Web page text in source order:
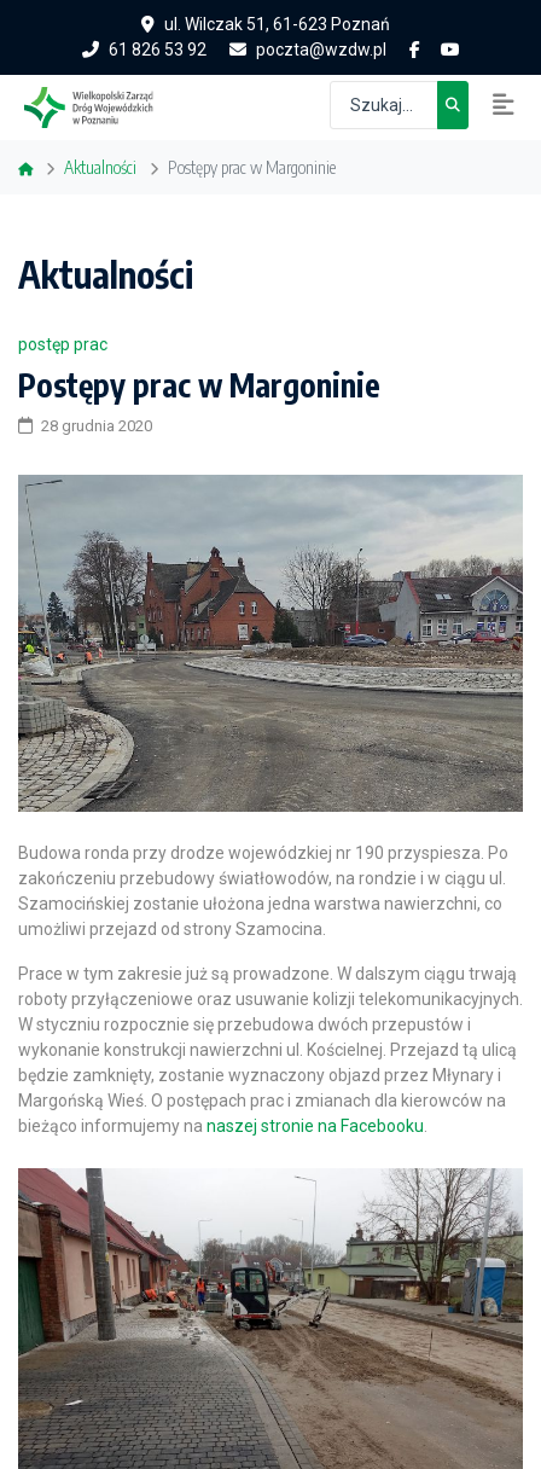
ul. Wilczak 51, 61-623 Poznań
61 826 53 92
poczta@wzdw.pl
Aktualności Postępy prac w Margoninie
Aktualności
postęp prac
Postępy prac w Margoninie
28 grudnia 2020
Budowa ronda przy drodze wojewódzkiej nr 190 przyspiesza. Po
zakończeniu przebudowy światłowodów, na rondzie i w ciągu ul.
Szamocińskiej zostanie ułożona jedna warstwa nawierzchni, co
umożliwi przejazd od strony Szamocina.
Prace w tym zakresie już są prowadzone. W dalszym ciągu trwają
roboty przyłączeniowe oraz usuwanie kolizji telekomunikacyjnych.
W styczniu rozpocznie się przebudowa dwóch przepustów i
wykonanie konstrukcji nawierzchni ul. Kościelnej. Przejazd tą ulicą
będzie zamknięty, zostanie wyznaczony objazd przez Młynary i
Margońską Wieś. O postępach prac i zmianach dla kierowców na
bieżąco informujemy na naszej stronie na Facebooku